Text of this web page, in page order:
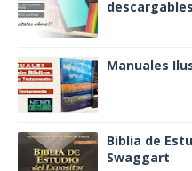
Manuales
Biblia de
Swaggart